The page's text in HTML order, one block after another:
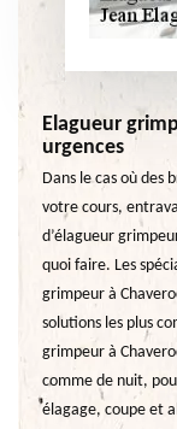
Elagueur
urgences
Dans le cas où des
votre cours,
d’élagueur
quoi faire. Les
grimpeur à
solutions les plus
grimpeur à
comme de nuit,
élagage, coupe et